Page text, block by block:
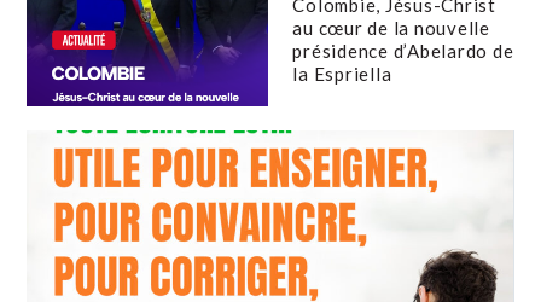
Colombie, Jésus-Christ
au cœur de la nouvelle
présidence d’Abelardo de
la Espriella